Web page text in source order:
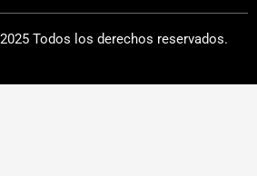
Todos los derechos reservados.